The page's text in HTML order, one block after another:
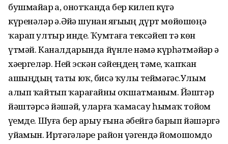
бушмайҙар ҙа, онотҡанда бер килеп күҙгә
күренәләр ҙә.Әйҙә шунан яҙғыҙың дүрт мөйөшөңә
ҡарап ултыр инде. Ҡумтаға тексәйеп тә көн
үтмәй. Каналдарында йүнле нәмә күрһәтмәйҙәр ҙә
хәҙергеләр. Ней эскән сәйеңдең тәме, ҡапҡан
ашыңдың таты юҡ, бисә ҡулы теймәгәс.Улым
алып ҡайтып ҡарағайны оҡшатманым. Йәштәр
йәштәрсә йәшәй, уларға ҡамасау һымаҡ тойҙом
үҙемде. Шуға бер арыу ғына әбейгә барып йәшәргә
уйҙамын. Иртәгәләре район үҙәгендә йомошомдо